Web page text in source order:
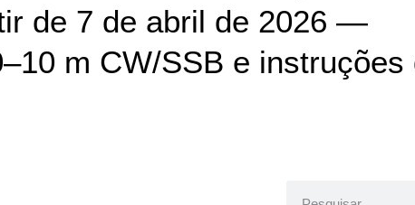
de 7 de abril de 2026 —
m CW/SSB e instruções